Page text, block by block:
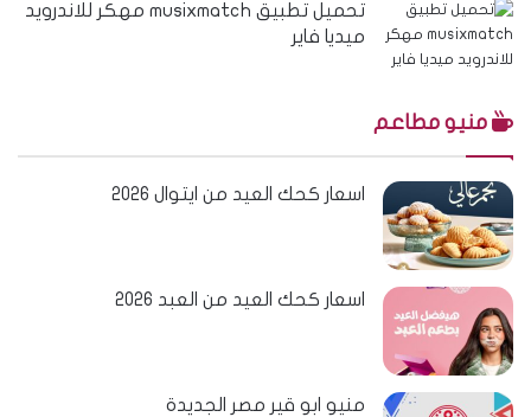
تحميل تطبيق musixmatch مهكر للاندرويد
ميديا فاير
منيو مطاعم
اسعار كحك العيد من ايتوال 2026
اسعار كحك العيد من العبد 2026
منيو ابو قير مصر الجديدة